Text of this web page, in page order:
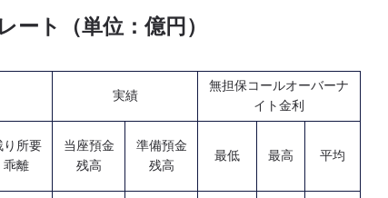
ート（単位：億円）
実績
無担保コールオーバーナ
イト金利
り所要
乖離
当座預金
残高
準備預金
残高
最低 最高 平均